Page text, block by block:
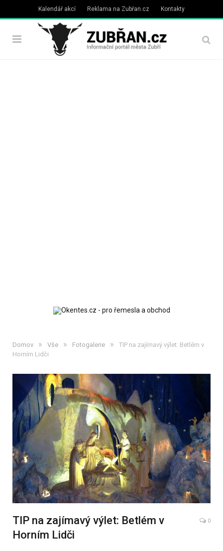
Kalendář akcí Reklama na Zubřan.cz Kontakty
Domov » Vše » Fotogalerie »
TIP na zajímavý výlet: Betlém v
Horním Lidči
TIP na zajímavý výlet: Betlém v
Horním Lidči
0